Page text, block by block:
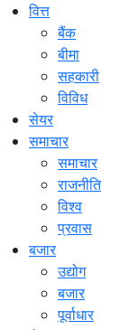
वित्त
बैंक
बीमा
सहकारी
विविध
सेयर
समाचार
समाचार
राजनीति
विश्व
प्रवास
बजार
उद्योग
बजार
पूर्वाधार